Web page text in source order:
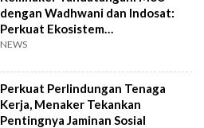
dengan Wadhwani dan Indosat:
Perkuat Ekosistem
Ketenagakerjaan Nasional
NEWS
Perkuat Perlindungan Tenaga
Kerja, Menaker Tekankan
Pentingnya Jaminan Sosial